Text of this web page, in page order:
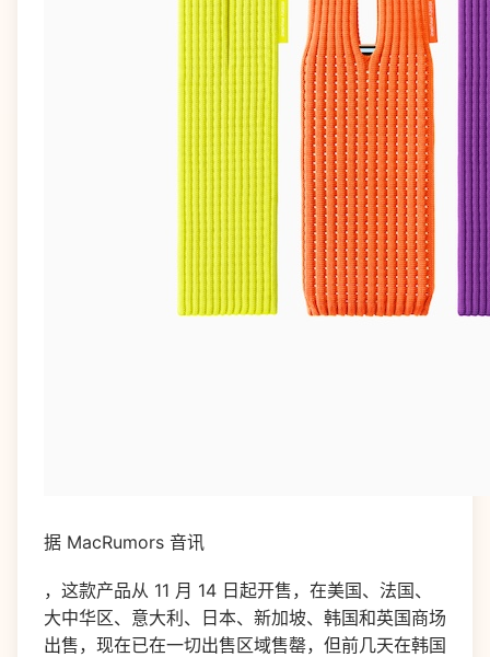
据 MacRumors 音讯
，这款产品从 11 月 14 日起开售，在美国、法国、
大中华区、意大利、日本、新加坡、韩国和英国商场
出售，现在已在一切出售区域售罄，但前几天在韩国